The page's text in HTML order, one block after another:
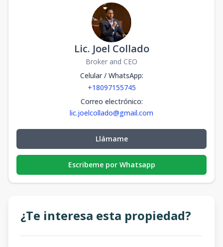
Lic. Joel Collado
Broker and CEO
Celular / WhatsApp:
+18097155745
Correo electrónico:
lic.joelcollado@gmail.com
Llámame
Escribeme por Whatsapp
¿Te interesa esta propiedad?